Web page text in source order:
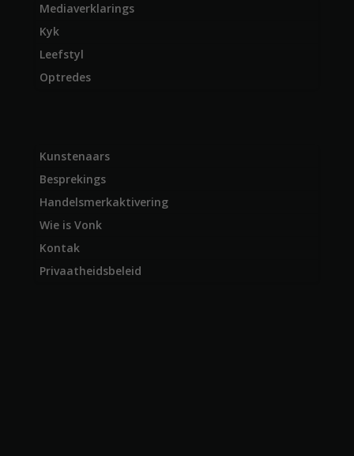
Mediaverklarings
Kyk
Leefstyl
Optredes
Kunstenaars
Besprekings
Handelsmerkaktivering
Wie is Vonk
Kontak
Privaatheidsbeleid